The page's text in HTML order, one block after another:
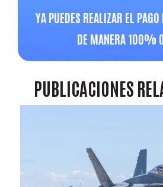
YA PUEDES REALIZAR EL
DE MANERA 100%
PUBLICACIONES